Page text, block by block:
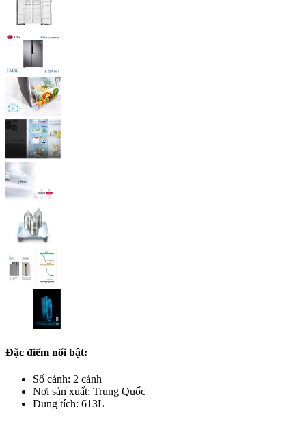
Đặc điểm nổi bật:
Số cánh: 2 cánh
Nơi sản xuất: Trung Quốc
Dung tích: 613L